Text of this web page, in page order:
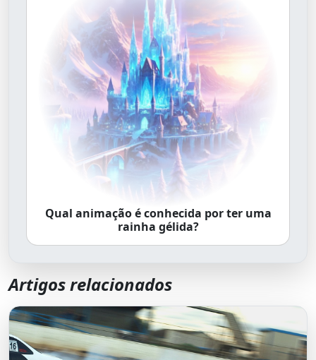
Qual animação é conhecida por ter uma
rainha gélida?
Artigos relacionados